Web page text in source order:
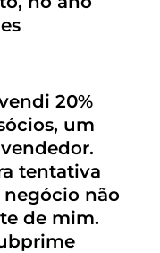
20%
um
tentativa
não
de mim.